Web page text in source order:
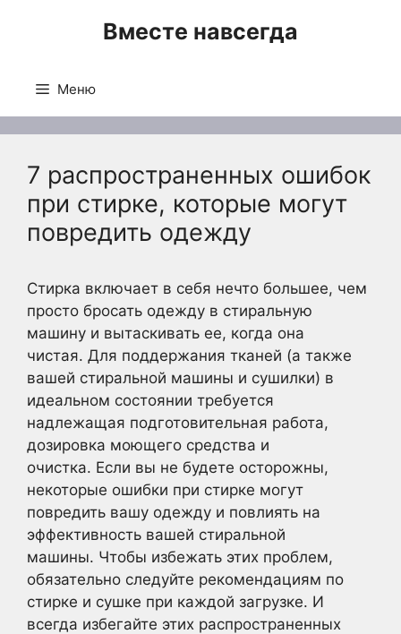
Вместе навсегда
Меню
7 распространенных ошибок
при стирке, которые могут
повредить одежду
Стирка включает в себя нечто большее, чем
просто бросать одежду в стиральную
машину и вытаскивать ее, когда она
чистая. Для поддержания тканей (а также
вашей стиральной машины и сушилки) в
идеальном состоянии требуется
надлежащая подготовительная работа,
дозировка моющего средства и
очистка. Если вы не будете осторожны,
некоторые ошибки при стирке могут
повредить вашу одежду и повлиять на
эффективность вашей стиральной
машины. Чтобы избежать этих проблем,
обязательно следуйте рекомендациям по
стирке и сушке при каждой загрузке. И
всегда избегайте этих распространенных